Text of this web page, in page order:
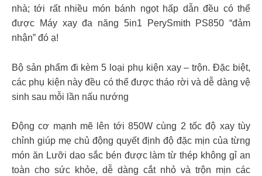
nhà; tới rất nhiều món bánh ngọt hấp dẫn đều có thể
được Máy xay đa năng 5in1 PerySmith PS850 “đảm
nhận” đó ạ!
Bộ sản phẩm đi kèm 5 loại phụ kiện xay – trộn. Đặc biệt,
các phụ kiện này đều có thể được tháo rời và dễ dàng vệ
sinh sau mỗi lần nấu nướng
Động cơ mạnh mẽ lên tới 850W cùng 2 tốc độ xay tùy
chỉnh giúp mẹ chủ động quyết định độ đặc mịn của từng
món ăn Lưỡi dao sắc bén được làm từ thép không gỉ an
toàn cho sức khỏe, dễ dàng cắt nhỏ và trộn mịn các